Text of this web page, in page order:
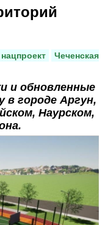
нацпроект
Чеченская
и обновленные
в городе Аргун,
Наурском,